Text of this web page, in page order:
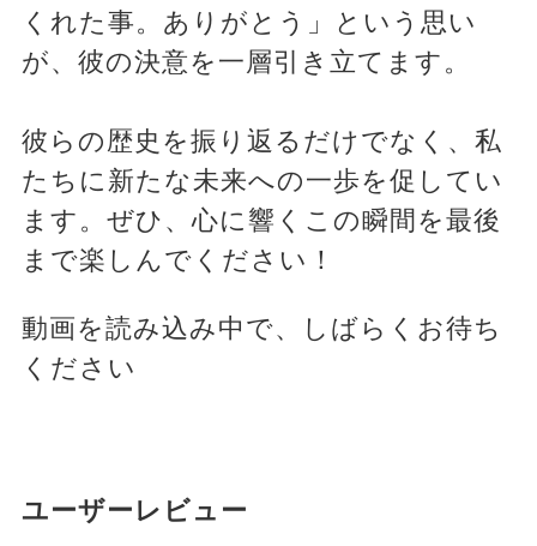
くれた事。ありがとう」という思い
が、彼の決意を一層引き立てます。
彼らの歴史を振り返るだけでなく、私
たちに新たな未来への一歩を促してい
ます。ぜひ、心に響くこの瞬間を最後
まで楽しんでください！
動画を読み込み中で、しばらくお待ち
ください
ユーザーレビュー